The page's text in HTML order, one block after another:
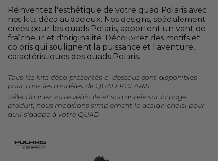
Réinventez l'esthétique de votre quad Polaris avec
nos kits déco audacieux. Nos designs, spécialement
créés pour les quads Polaris, apportent un vent de
fraîcheur et d'originalité. Découvrez des motifs et
coloris qui soulignent la puissance et l'aventure,
caractéristiques des quads Polaris.
Tous les kits déco présentés ci-dessous sont disponibles
pour tous les modèles de QUAD POLARIS
Sélectionnez votre véhicule et son année sur la page
produit, nous modifions simplement le design choisi pour
qu'il s'adape à votre QUAD